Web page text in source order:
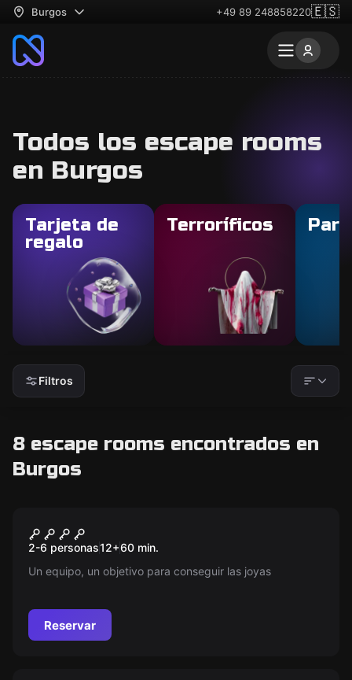
Burgos +49 89 248858220🇪🇸
Todos los escape rooms
en Burgos
Tarjeta de
regalo
Terroríficos
Filtros
8 escape rooms encontrados en
Burgos
Nuevo
Los custodios de la espada
2.0
2-6 personas12+60 min.
Un equipo, un objetivo para conseguir las joyas
Reservar